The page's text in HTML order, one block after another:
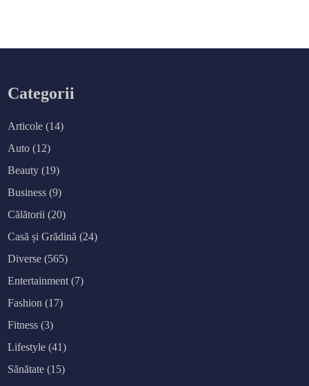
Categorii
Articole (14)
Auto (12)
Beauty (19)
Business (9)
Călătorii (20)
Casă și Grădină (24)
Diverse (565)
Entertainment (7)
Fashion (17)
Fitness (3)
Lifestyle (41)
Sănătate (15)